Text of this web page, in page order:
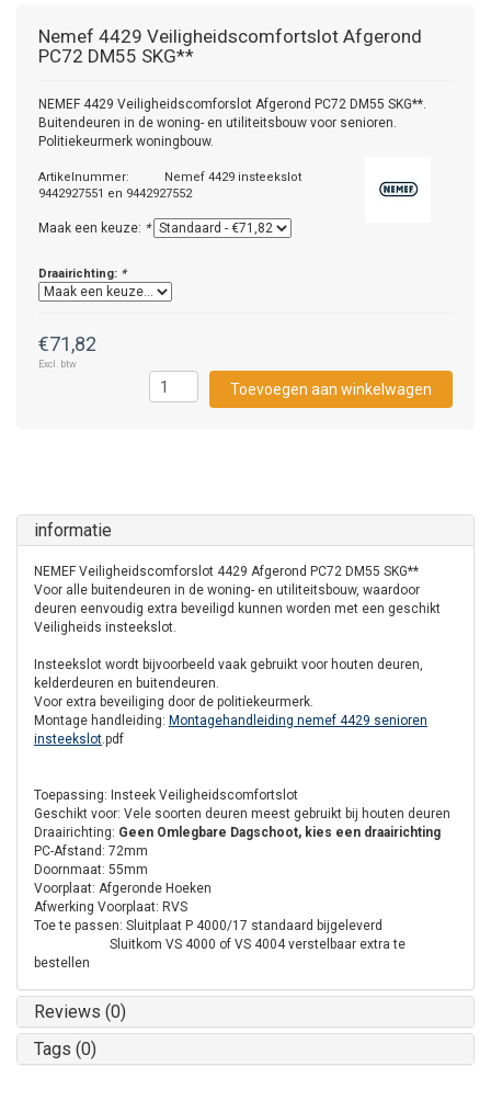
Nemef 4429 Veiligheidscomfortslot Afgerond
PC72 DM55 SKG**
NEMEF 4429 Veiligheidscomforslot Afgerond PC72 DM55 SKG**.
Buitendeuren in de woning- en utiliteitsbouw voor senioren.
Politiekeurmerk woningbouw.
Artikelnummer:
Nemef 4429 insteekslot
9442927551 en 9442927552
Maak een keuze: *
Draairichting: *
€71,82
Excl. btw
Toevoegen aan winkelwagen
informatie
NEMEF Veiligheidscomforslot 4429 Afgerond PC72 DM55 SKG**
Voor alle buitendeuren in de woning- en utiliteitsbouw, waardoor
deuren eenvoudig extra beveiligd kunnen worden met een geschikt
Veiligheids insteekslot.
Insteekslot wordt bijvoorbeeld vaak gebruikt voor houten deuren,
kelderdeuren en buitendeuren.
Voor extra beveiliging door de politiekeurmerk.
Montage handleiding: Montagehandleiding nemef 4429 senioren
insteekslot.pdf
Toepassing: Insteek Veiligheidscomfortslot
Geschikt voor: Vele soorten deuren meest gebruikt bij houten deuren
Draairichting: Geen Omlegbare Dagschoot, kies een draairichting
PC-Afstand: 72mm
Doornmaat: 55mm
Voorplaat: Afgeronde Hoeken
Afwerking Voorplaat: RVS
Toe te passen: Sluitplaat P 4000/17 standaard bijgeleverd
Sluitkom VS 4000 of VS 4004 verstelbaar extra te
bestellen
Reviews (0)
Tags (0)